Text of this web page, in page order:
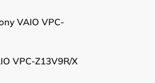
VAIO VPC-
VPC-Z13V9R/X